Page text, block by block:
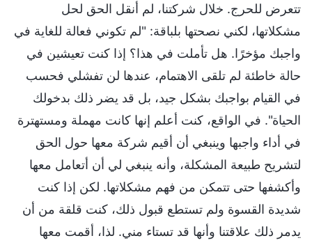
تتعرض للحرج. خلال شركتنا، لم أنقل الحق لحل
مشكلاتها، لكني نصحتها بلباقة: "لم تكوني فعالة للغاية في
واجبك مؤخرًا. هل تأملت في هذا؟ إذا كنت تعيشين في
حالة خاطئة لم تلقى الاهتمام، عندها لن تفشلي فحسب
في القيام بواجبك بشكل جيد، بل قد يضر ذلك بدخولك
الحياة". في الواقع، كنت أعلم إنها كانت مهملة ومستهترة
في أداء واجبها وينبغي أن أقيم شركة معها حول الحق
لتشريح طبيعة المشكلة، وأنه ينبغي لي أن أتعامل معها
وأكشفها حتى تتمكن من فهم مشكلاتها. لكن إذا كنت
شديدة القسوة ولم تستطع قبول ذلك، كنت قلقة من أن
يدمر ذلك علاقتنا وأنها قد تستاء مني. لذا، أقمت معها